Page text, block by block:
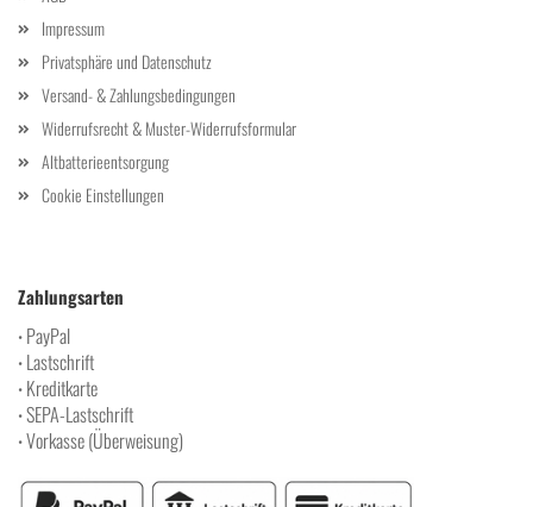
Impressum
Privatsphäre und Datenschutz
Versand- & Zahlungsbedingungen
Widerrufsrecht & Muster-Widerrufsformular
Altbatterieentsorgung
Cookie Einstellungen
Zahlungsarten
•PayPal
•Lastschrift
•Kreditkarte
•SEPA-Lastschrift
•Vorkasse (Überweisung)